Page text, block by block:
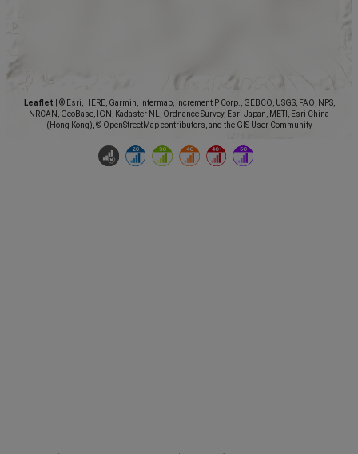
Leaflet
© Esri, HERE, Garmin, Intermap, increment P Corp., GEBCO, USGS, FAO, NPS,
NRCAN, GeoBase, IGN, Kadaster NL, Ordnance Survey, Esri Japan, METI, Esri China
(Hong Kong), © OpenStreetMap contributors, and the GIS User Community